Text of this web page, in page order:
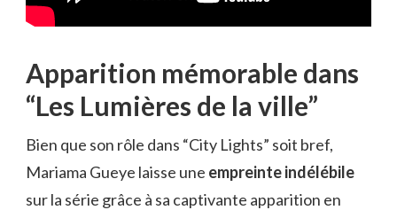
Apparition mémorable dans
“Les Lumières de la ville”
Bien que son rôle dans “City Lights” soit bref,
Mariama Gueye laisse une empreinte indélébile
sur la série grâce à sa captivante apparition en